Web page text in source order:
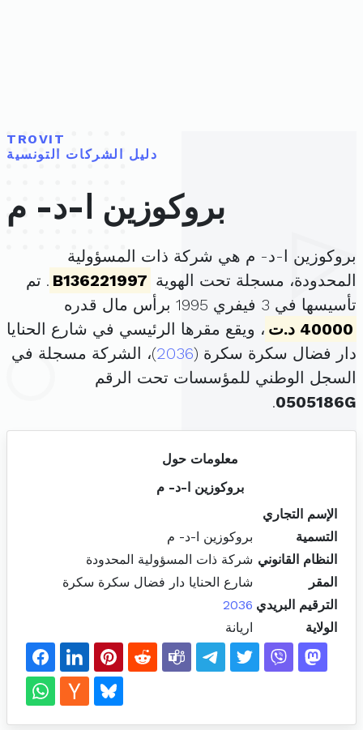
TROVIT
دليل الشركات التونسية
بروكوزين ا-د- م
بروكوزين ا-د- م هي شركة ذات المسؤولية
المحدودة، مسجلة تحت الهوية B136221997 . تم
تأسيسها في 3 فيفري 1995 برأس مال قدره
40000 د.ت
، ويقع مقرها الرئيسي في شارع الحنايا
دار فضال سكرة سكرة (2036)، الشركة مسجلة في
السجل الوطني للمؤسسات تحت الرقم
0505186G
.
معلومات حول
بروكوزين ا-د- م
الإسم التجاري
التسمية
بروكوزين ا-د- م
النظام القانوني شركة ذات المسؤولية المحدودة
المقر
شارع الحنايا دار فضال سكرة سكرة
الترقيم البريدي 2036
الولاية
اريانة